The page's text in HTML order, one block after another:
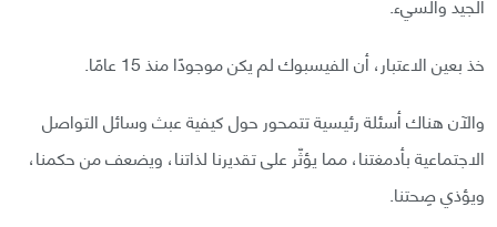
خذ بعين الاعتبار، أن الفيسبوك لم يكن موجودًا منذ 15 عامًا.
والآن هناك أسئلة رئيسية تتمحور حول كيفية عبث وسائل التواصل
الاجتماعية بأدمغتنا، مما يؤثّر على تقديرنا لذاتنا، ويضعف من حكمنا،
ويؤذي صِحتنا.